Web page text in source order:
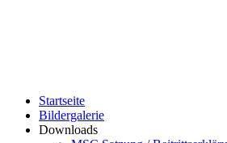
Startseite
Bildergalerie
Downloads